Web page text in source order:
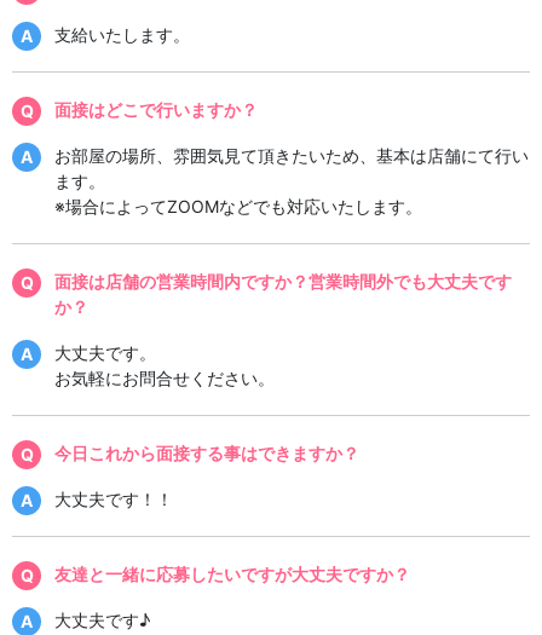
支給いたします。
面接はどこで行いますか？
お部屋の場所、雰囲気見て頂きたいため、基本は店舗にて行い
ます。
※場合によってZOOMなどでも対応いたします。
面接は店舗の営業時間内ですか？営業時間外でも大丈夫です
か？
大丈夫です。
お気軽にお問合せください。
今日これから面接する事はできますか？
大丈夫です！！
友達と一緒に応募したいですが大丈夫ですか？
大丈夫です♪